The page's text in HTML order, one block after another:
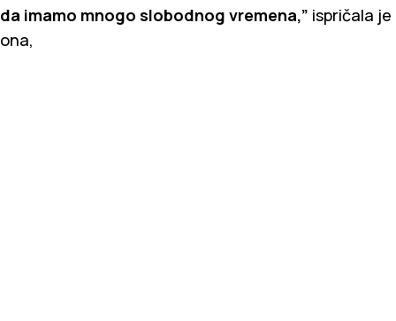
da imamo mnogo slobodnog vremena,” ispričala je
ona,